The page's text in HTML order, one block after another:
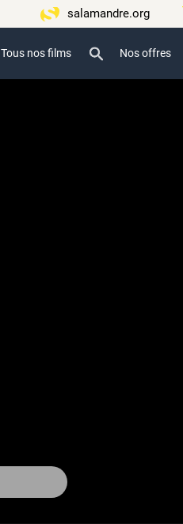
salamandre.org
Tous nos films Nos offres